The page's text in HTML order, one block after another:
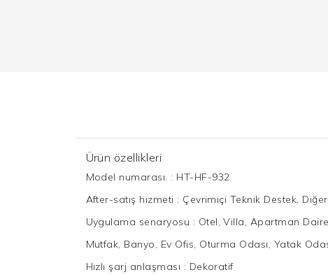
Ürün özellikleri
Model numarası. : HT-HF-932
After-satış hizmeti : Çevrimiçi Teknik Destek, Diğer
Uygulama senaryosu : Otel, Villa, Apartman
Mutfak, Banyo, Ev Ofis, Oturma Odası, Yatak
Hızlı şarj anlaşması : Dekoratif